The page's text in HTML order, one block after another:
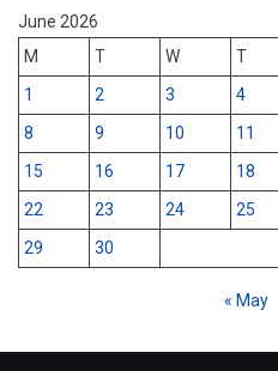
June 2026
M
T W T
1
2 3 4
8
9 10 11
15
16 17 18
22
23 24 25
29
30
« May